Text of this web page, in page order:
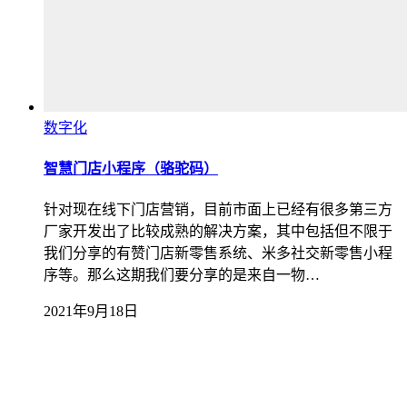
数字化
智慧门店小程序（骆驼码）
针对现在线下门店营销，目前市面上已经有很多第三方
厂家开发出了比较成熟的解决方案，其中包括但不限于
我们分享的有赞门店新零售系统、米多社交新零售小程
序等。那么这期我们要分享的是来自一物…
2021年9月18日